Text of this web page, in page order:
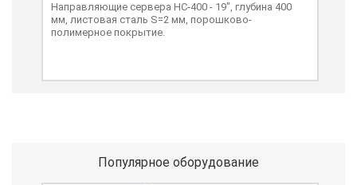
Направляющие сервера НС-400 - 19", глубина 400
мм, листовая сталь S=2 мм, порошково-
полимерное покрытие.
Популярное оборудование